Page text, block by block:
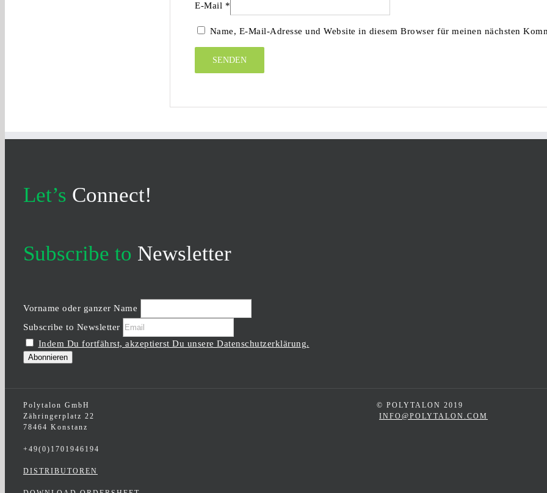
E-Mail *
Name, E-Mail-Adresse und Website in diesem Browser für meinen nächsten
Let’s Connect!
Subscribe to Newsletter
Vorname oder ganzer Name
Subscribe to Newsletter
Indem Du fortfährst, akzeptierst Du unsere Datenschutzerklärung.
Polytalon GmbH
Zähringerplatz 22
78464 Konstanz
+49(0)1701946194
DISTRIBUTOREN
© POLYTALON 2019
INFO@POLYTALON.COM